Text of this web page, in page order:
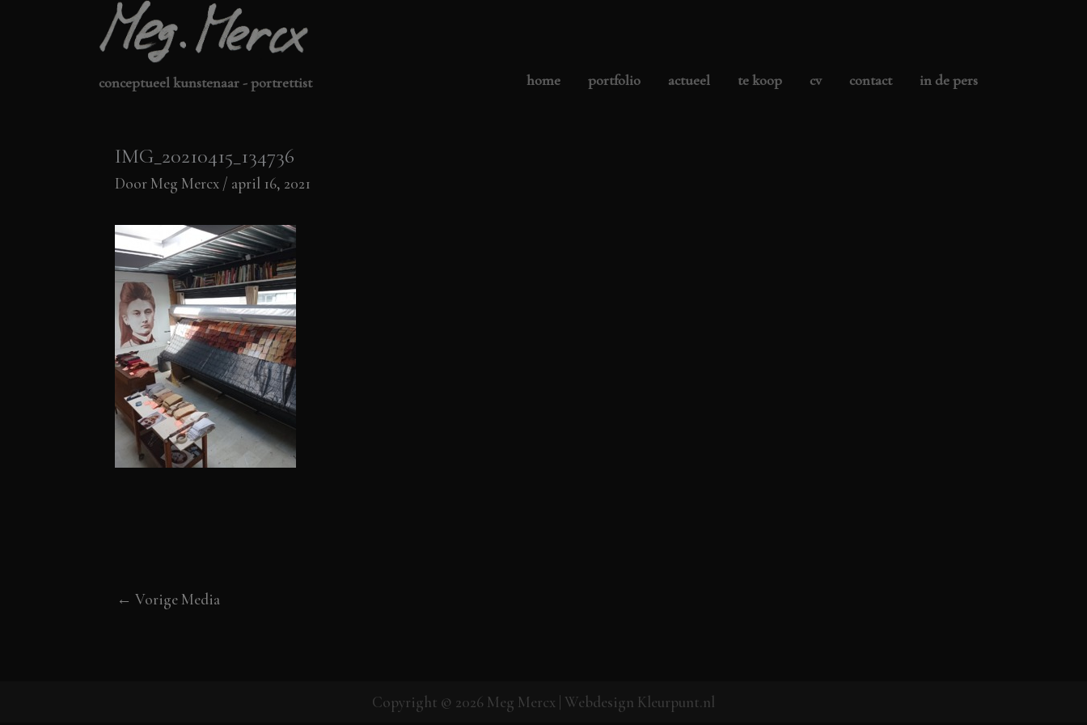
conceptueel kunstenaar - portrettist home portfolio actueel te koop cv contact in de pers
IMG_20210415_134736
Door Meg Mercx / april 16, 2021
← Vorige Media
Copyright © 2026 Meg Mercx | Webdesign Kleurpunt.nl